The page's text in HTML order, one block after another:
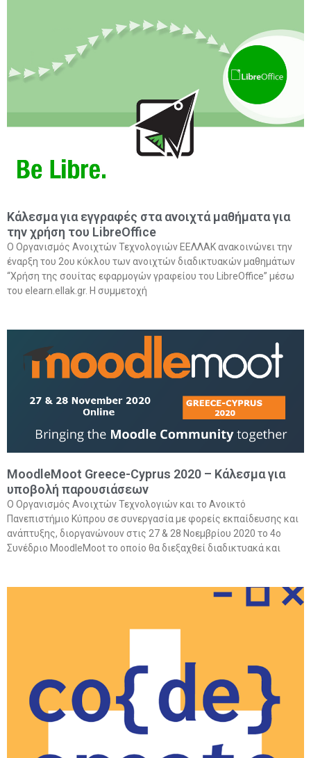
Κάλεσμα για εγγραφές στα ανοιχτά μαθήματα για
την χρήση του LibreOffice
O Οργανισμός Ανοιχτών Τεχνολογιών ΕΕΛΛΑΚ ανακοινώνει την
έναρξη του 2ου κύκλου των ανοιχτών διαδικτυακών μαθημάτων
“Χρήση της σουίτας εφαρμογών γραφείου του LibreOffice” μέσω
του elearn.ellak.gr. Η συμμετοχή
MoodleMoot Greece-Cyprus 2020 – Κάλεσμα για
υποβολή παρουσιάσεων
Ο Οργανισμός Ανοιχτών Τεχνολογιών και το Ανοικτό
Πανεπιστήμιο Κύπρου σε συνεργασία με φορείς εκπαίδευσης και
ανάπτυξης, διοργανώνουν στις 27 & 28 Νοεμβρίου 2020 το 4ο
Συνέδριο MoodleMoot το οποίο θα διεξαχθεί διαδικτυακά και